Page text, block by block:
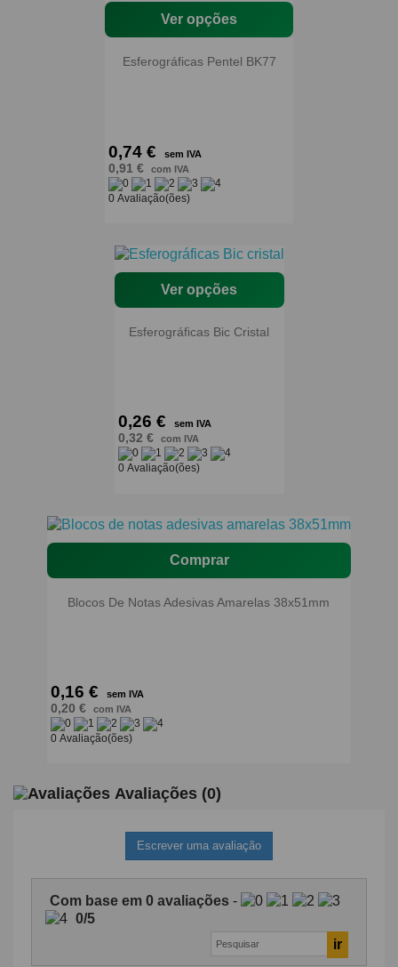
Ver opções
Esferográficas Pentel BK77
0,74 € sem IVA
0,91 € com IVA
0 Avaliação(ões)
Ver opções
Esferográficas Bic Cristal
0,26 € sem IVA
0,32 € com IVA
0 Avaliação(ões)
Comprar
Blocos De Notas Adesivas Amarelas 38x51mm
0,16 € sem IVA
0,20 € com IVA
0 Avaliação(ões)
Avaliações (0)
Escrever uma avaliação
Com base em 0 avaliações -
0/5